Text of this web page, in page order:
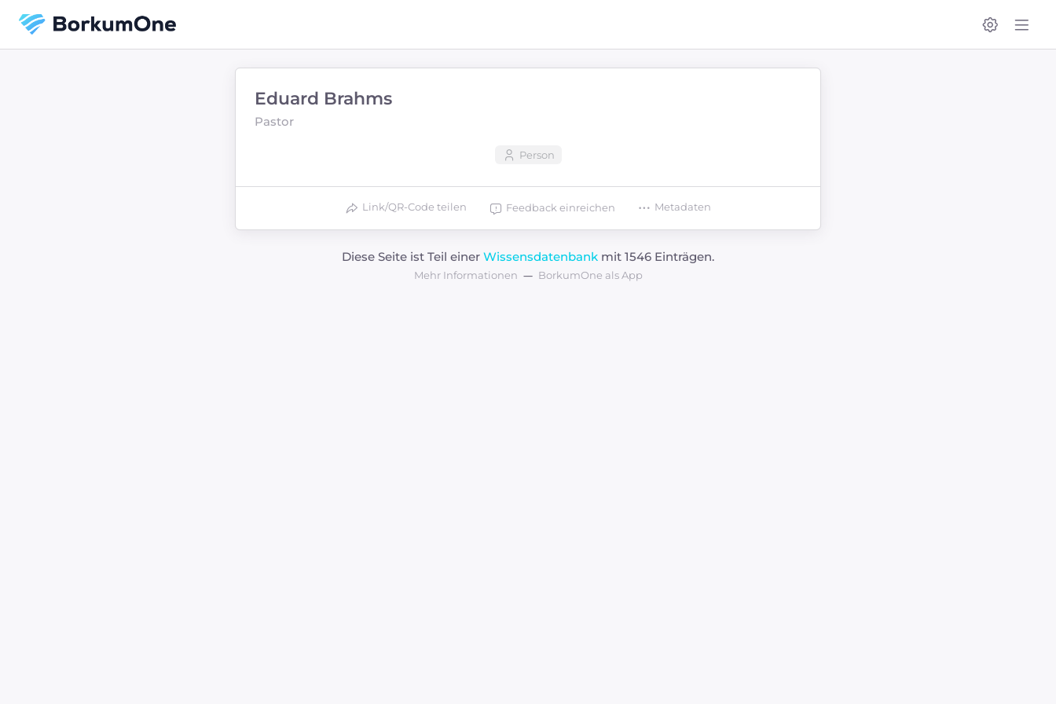
Eduard Brahms
Pastor
Person
Link/QR-Code teilen Feedback einreichen Metadaten
Diese Seite ist Teil einer Wissensdatenbank mit 1546 Einträgen.
Mehr Informationen BorkumOne als App